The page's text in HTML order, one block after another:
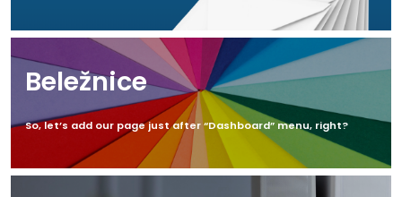
Beležnice
So, let’s add our page just after “Dashboard” menu, right?